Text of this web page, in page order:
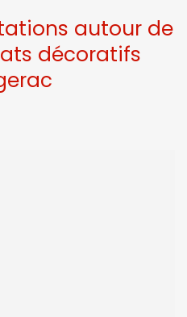
autour de
décoratifs